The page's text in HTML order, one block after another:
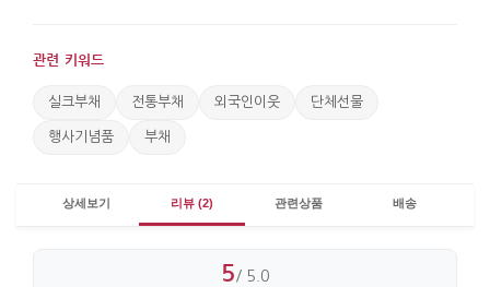
관련 키워드
실크부채 전통부채 외국인이웃 단체선물
행사기념품 부채
상세보기 리뷰 (2) 관련상품 배송
5/ 5.0